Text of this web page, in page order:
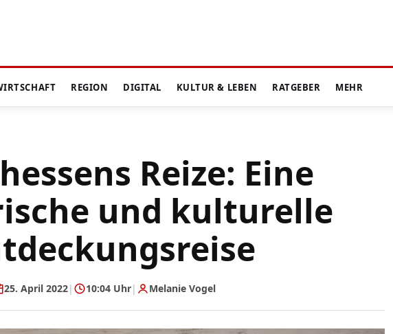
REGION DIGITAL KULTUR & LEBEN RATGEBER MEHR
Reize: Eine
und kulturelle
25. April 2022| 10:04 Uhr| Melanie Vogel